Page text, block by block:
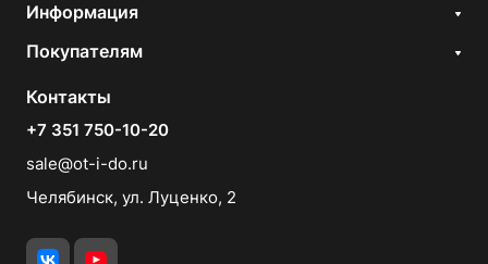
Информация
Покупателям
Контакты
+7 351 750-10-20
sale@ot-i-do.ru
Челябинск, ул. Луценко, 2